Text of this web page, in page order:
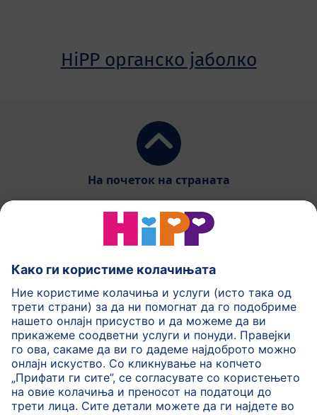
HiPP органско јаболко
На почеток на страната
HiPP Млечни формули
HiPP Храна за бебиња
HiPP за деца
HiPP Нега за кожа
HiPP Бременост
Политика на приватност
Услови на користење
Импринт
Повеќе за HiPP Контакт